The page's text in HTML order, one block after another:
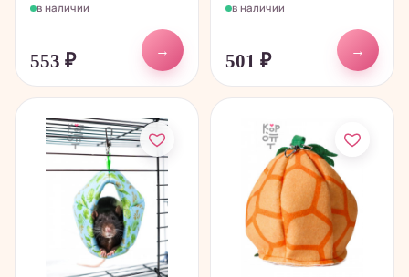
в наличии
553 ₽
→
в наличии
501 ₽
→